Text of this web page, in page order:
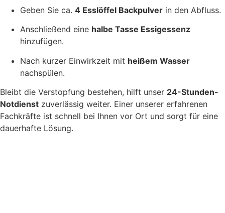
Geben Sie ca. 4 Esslöffel Backpulver in den Abfluss.
Anschließend eine halbe Tasse Essigessenz
hinzufügen.
Nach kurzer Einwirkzeit mit heißem Wasser
nachspülen.
Bleibt die Verstopfung bestehen, hilft unser 24-Stunden-
Notdienst zuverlässig weiter. Einer unserer erfahrenen
Fachkräfte ist schnell bei Ihnen vor Ort und sorgt für eine
dauerhafte Lösung.